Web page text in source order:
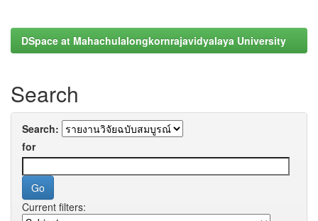
DSpace at Mahachulalongkornrajavidyalaya University
Search
Search:
for
Current filters: